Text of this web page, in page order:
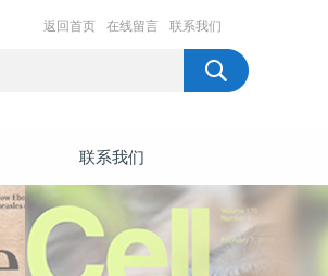
返回首页 在线留言 联系我们
联系我们